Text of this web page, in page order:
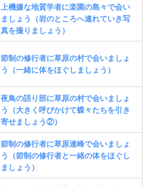
上機嫌な地質学者に楽園の島々で会い
ましょう（岩のところへ連れていき写
真を撮りましょう）
節制の修行者に草原の村で会いましょ
う（一緒に体をほぐしましょう）
夜鳥の語り部に草原の村で会いましょ
う（大きく呼びかけて蝶々たちを引き
寄せましょう②）
節制の修行者に草原連峰で会いましょ
う（節制の修行者と一緒の体をほぐし
ましょう）